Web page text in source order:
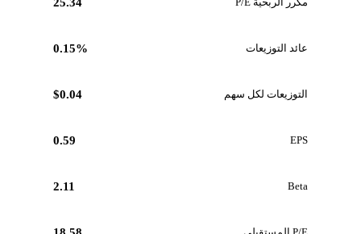
عائد التوزيعات 0.15%
التوزيعات لكل سهم $0.04
EPS
0.59
Beta
2.11